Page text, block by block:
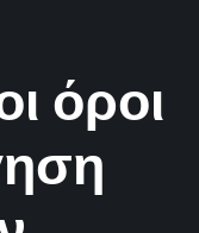
όροι